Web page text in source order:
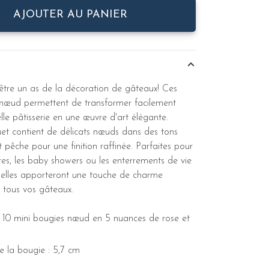
AJOUTER AU PANIER
un as de la décoration de gâteaux! Ces
permettent de transformer facilement
pâtisserie en une œuvre d'art élégante.
contient de délicats nœuds dans des tons
pêche pour une finition raffinée. Parfaites pour
les baby showers ou les enterrements de vie
apporteront une touche de charme
vos gâteaux.
10 mini bougies nœud en 5 nuances de rose et
la bougie : 5,7 cm